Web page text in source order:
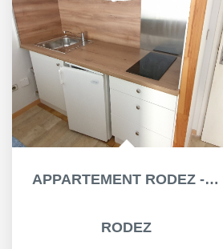
APPARTEMENT RODEZ - 1 PIÈCE(S) - 23.15 M²
RODEZ